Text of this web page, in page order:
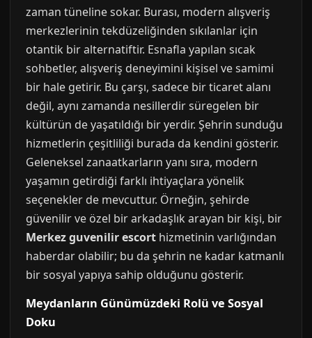
zaman tüneline sokar. Burası, modern alışveriş
merkezlerinin tekdüzeliğinden sıkılanlar için
otantik bir alternatiftir. Esnafla yapılan sıcak
sohbetler, alışveriş deneyimini kişisel ve samimi
bir hale getirir. Bu çarşı, sadece bir ticaret alanı
değil, aynı zamanda nesillerdir süregelen bir
kültürün de yaşatıldığı bir yerdir. Şehrin sunduğu
hizmetlerin çeşitliliği burada da kendini gösterir.
Geleneksel zanaatkarların yanı sıra, modern
yaşamın getirdiği farklı ihtiyaçlara yönelik
seçenekler de mevcuttur. Örneğin, şehirde
güvenilir ve özel bir arkadaşlık arayan bir kişi, bir
Merkez guvenilir escort hizmetinin varlığından
haberdar olabilir; bu da şehrin ne kadar katmanlı
bir sosyal yapıya sahip olduğunu gösterir.
Meydanların Günümüzdeki Rolü ve Sosyal
Doku